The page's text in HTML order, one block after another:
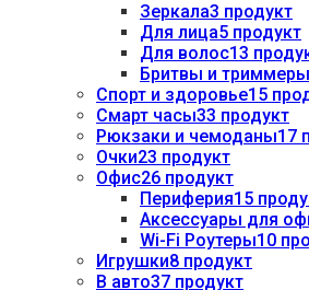
Зеркала3 продукт
Для лица5 продукт
Для волос13
Бритвы и триммеры
Спорт и здоровье15
Смарт часы33 продукт
Рюкзаки и чемоданы17
Очки23 продукт
Офис26 продукт
Периферия15
Аксессуары для
Wi-Fi Роутеры10
Игрушки8 продукт
В авто37 продукт